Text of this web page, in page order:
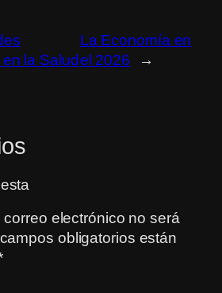
la Salud
La Economía en
el 2026
→
electrónico no será
obligatorios están